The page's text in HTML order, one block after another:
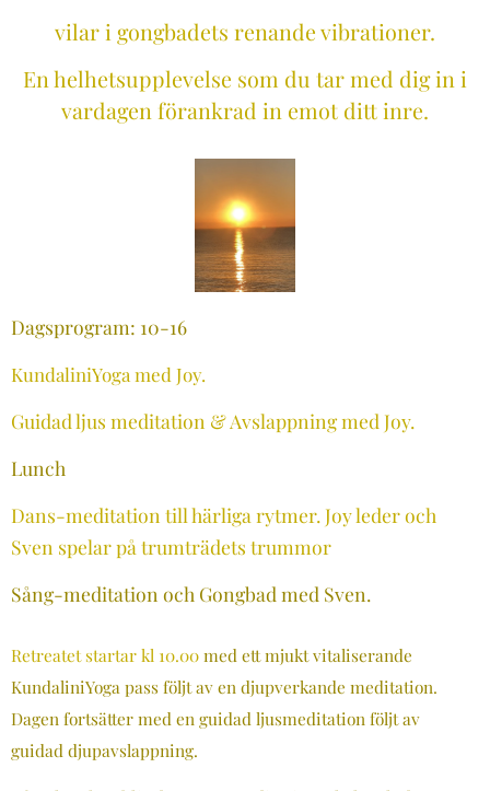
vilar i gongbadets renande vibrationer.
En helhetsupplevelse som du tar med dig in i
vardagen förankrad in emot ditt inre.
Dagsprogram: 10-16
KundaliniYoga med Joy.
Guidad ljus meditation & Avslappning med Joy.
Lunch
Dans-meditation till härliga rytmer. Joy leder och
Sven spelar på trumträdets trummor
Sång-meditation och Gongbad med Sven.
Retreatet startar kl 10.00med ett mjukt vitaliserande
KundaliniYoga pass följt av en djupverkande meditation.
Dagen fortsätter med en guidad ljusmeditation följt av
guidad djupavslappning.